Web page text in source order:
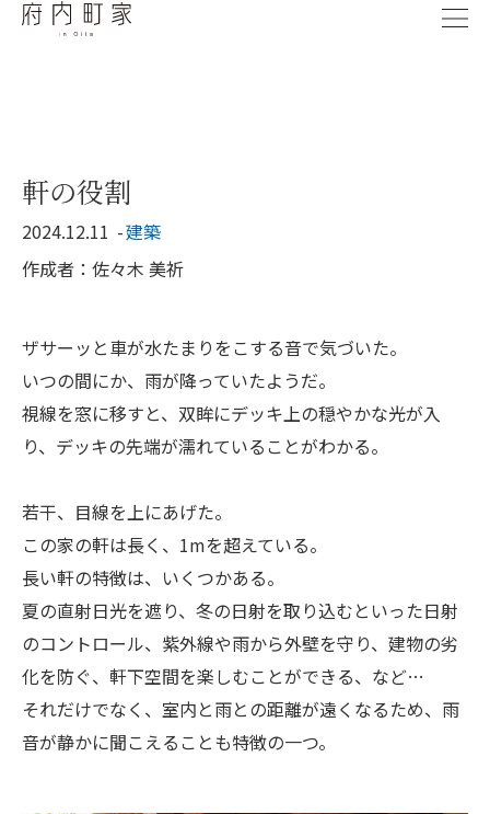
軒の役割
2024.12.11
建築
作成者：佐々木 美祈
ザサーッと車が水たまりをこする音で気づいた。
いつの間にか、雨が降っていたようだ。
視線を窓に移すと、双眸にデッキ上の穏やかな光が入
り、デッキの先端が濡れていることがわかる。
若干、目線を上にあげた。
この家の軒は長く、1mを超えている。
長い軒の特徴は、いくつかある。
夏の直射日光を遮り、冬の日射を取り込むといった日射
のコントロール、紫外線や雨から外壁を守り、建物の劣
化を防ぐ、軒下空間を楽しむことができる、など…
それだけでなく、室内と雨との距離が遠くなるため、雨
音が静かに聞こえることも特徴の一つ。